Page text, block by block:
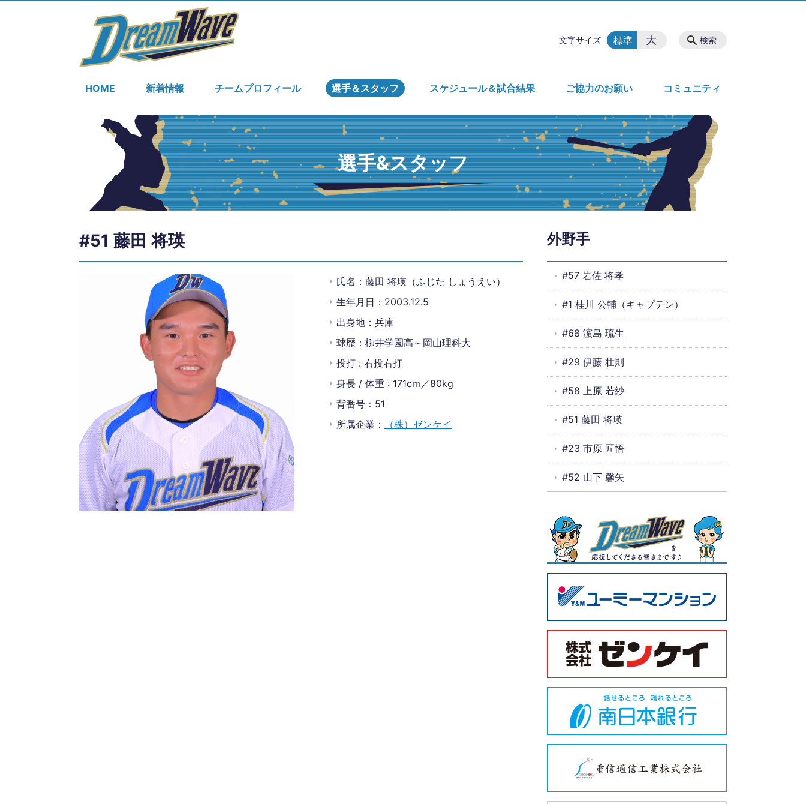
HOME 新着情報 チームプロフィール 選手＆スタッフ スケジュール＆試合結果 ご協力のお願い コミュニティ
検索
文字サイズ 標準 大
選手&スタッフ
#51 藤田 将瑛
氏名：藤田 将瑛（ふじた しょうえい）
生年月日：2003.12.5
出身地：兵庫
球歴：柳井学園高～岡山理科大
投打 : 右投右打
身長 / 体重 : 171cm／80kg
背番号：51
所属企業：
（株）ゼンケイ
外野手
#57 岩佐 将孝
#1 桂川 公輔（キャプテン）
#68 濵島 琉生
#29 伊藤 壮則
#58 上原 若紗
#51 藤田 将瑛
#23 市原 匠悟
#52 山下 馨矢